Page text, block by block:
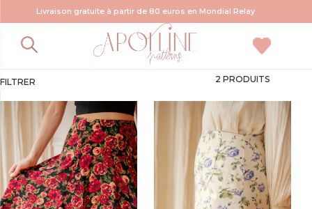
Livraison gratuite à partir de 80 euros en Mondial Relay
patron jupe
FILTRER 2 PRODUITS